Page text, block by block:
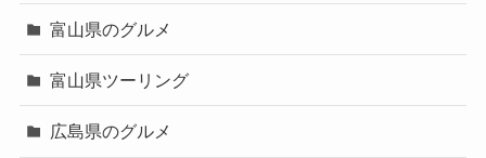
富山県のグルメ
富山県ツーリング
広島県のグルメ